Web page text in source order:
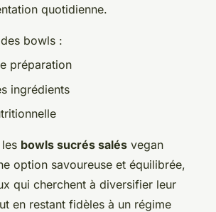
quotidienne.
des bowls :
préparation
ingrédients
bowls sucrés salés vegan
option savoureuse et équilibrée,
qui cherchent à diversifier leur
en restant fidèles à un régime